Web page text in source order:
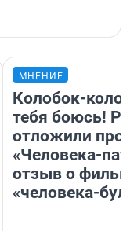
МНЕНИЕ
Колобок-
тебя боюсь!
отложили
«Человека-
отзыв о
«человека-